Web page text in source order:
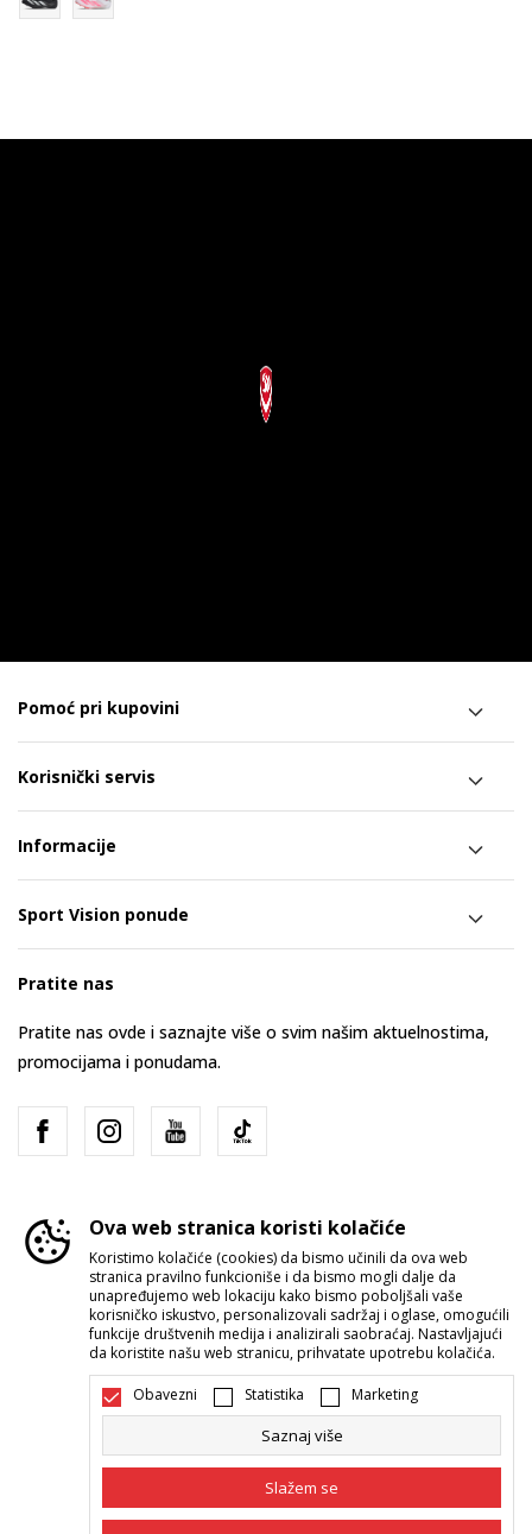
Pomoć pri kupovini
Korisnički servis
Informacije
Sport Vision ponude
Pratite nas
Pratite nas ovde i saznajte više o svim našim aktuelnostima,
promocijama i ponudama.
Srbija Promenite
Nastojimo da budemo što precizniji u opisu proizvoda, prikazu slika i
samih cena, ali ne možemo garantovati da su sve informacije kompletne i
bez grešaka. Svi artikli prikazani na sajtu su deo naše ponude i ne
podrazumeva da su dostupni u svakom trenutku. Raspoloživost robe
Ova web stranica koristi kolačiće
Koristimo kolačiće (cookies) da bismo učinili da ova web
stranica pravilno funkcioniše i da bismo mogli dalje da
unapređujemo web lokaciju kako bismo poboljšali vaše
korisničko iskustvo, personalizovali sadržaj i oglase, omogućili
funkcije društvenih medija i analizirali saobraćaj. Nastavljajući
da koristite našu web stranicu, prihvatate upotrebu kolačića.
Obavezni Statistika Marketing
Saznaj više
Slažem se